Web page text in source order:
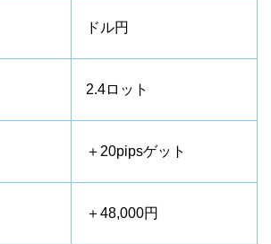
ドル円
2.4ロット
＋20pipsゲット
＋48,000円